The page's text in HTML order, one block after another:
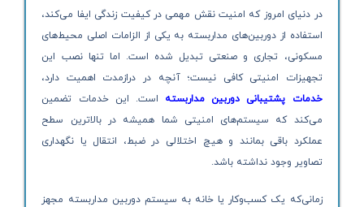
در دنیای امروز که امنیت نقش مهمی در کیفیت زندگی ایفا می‌کند،
استفاده از دوربین‌های مداربسته به یکی از الزامات اصلی محیط‌های
مسکونی، تجاری و صنعتی تبدیل شده است. اما تنها نصب این
تجهیزات امنیتی کافی نیست؛ آنچه در درازمدت اهمیت دارد،
خدمات پشتیبانی دوربین مداربسته است. این خدمات تضمین
می‌کند که سیستم‌های امنیتی شما همیشه در بالاترین سطح
عملکرد باقی بمانند و هیچ اختلالی در ضبط، انتقال یا نگهداری
تصاویر وجود نداشته باشد.
زمانی‌که یک کسب‌وکار یا خانه به سیستم دوربین مداربسته مجهز